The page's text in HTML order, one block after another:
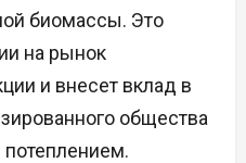
биомассы. Это
на рынок
и внесет вклад в
общества